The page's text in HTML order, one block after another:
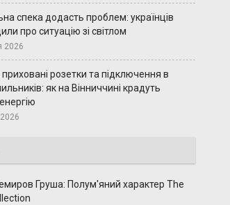
спека додасть проблем: українців
про ситуацію зі світлом
2026
приховані розетки та підключення в
як на Вінниччині крадуть
Груша: Полум'яний характер The